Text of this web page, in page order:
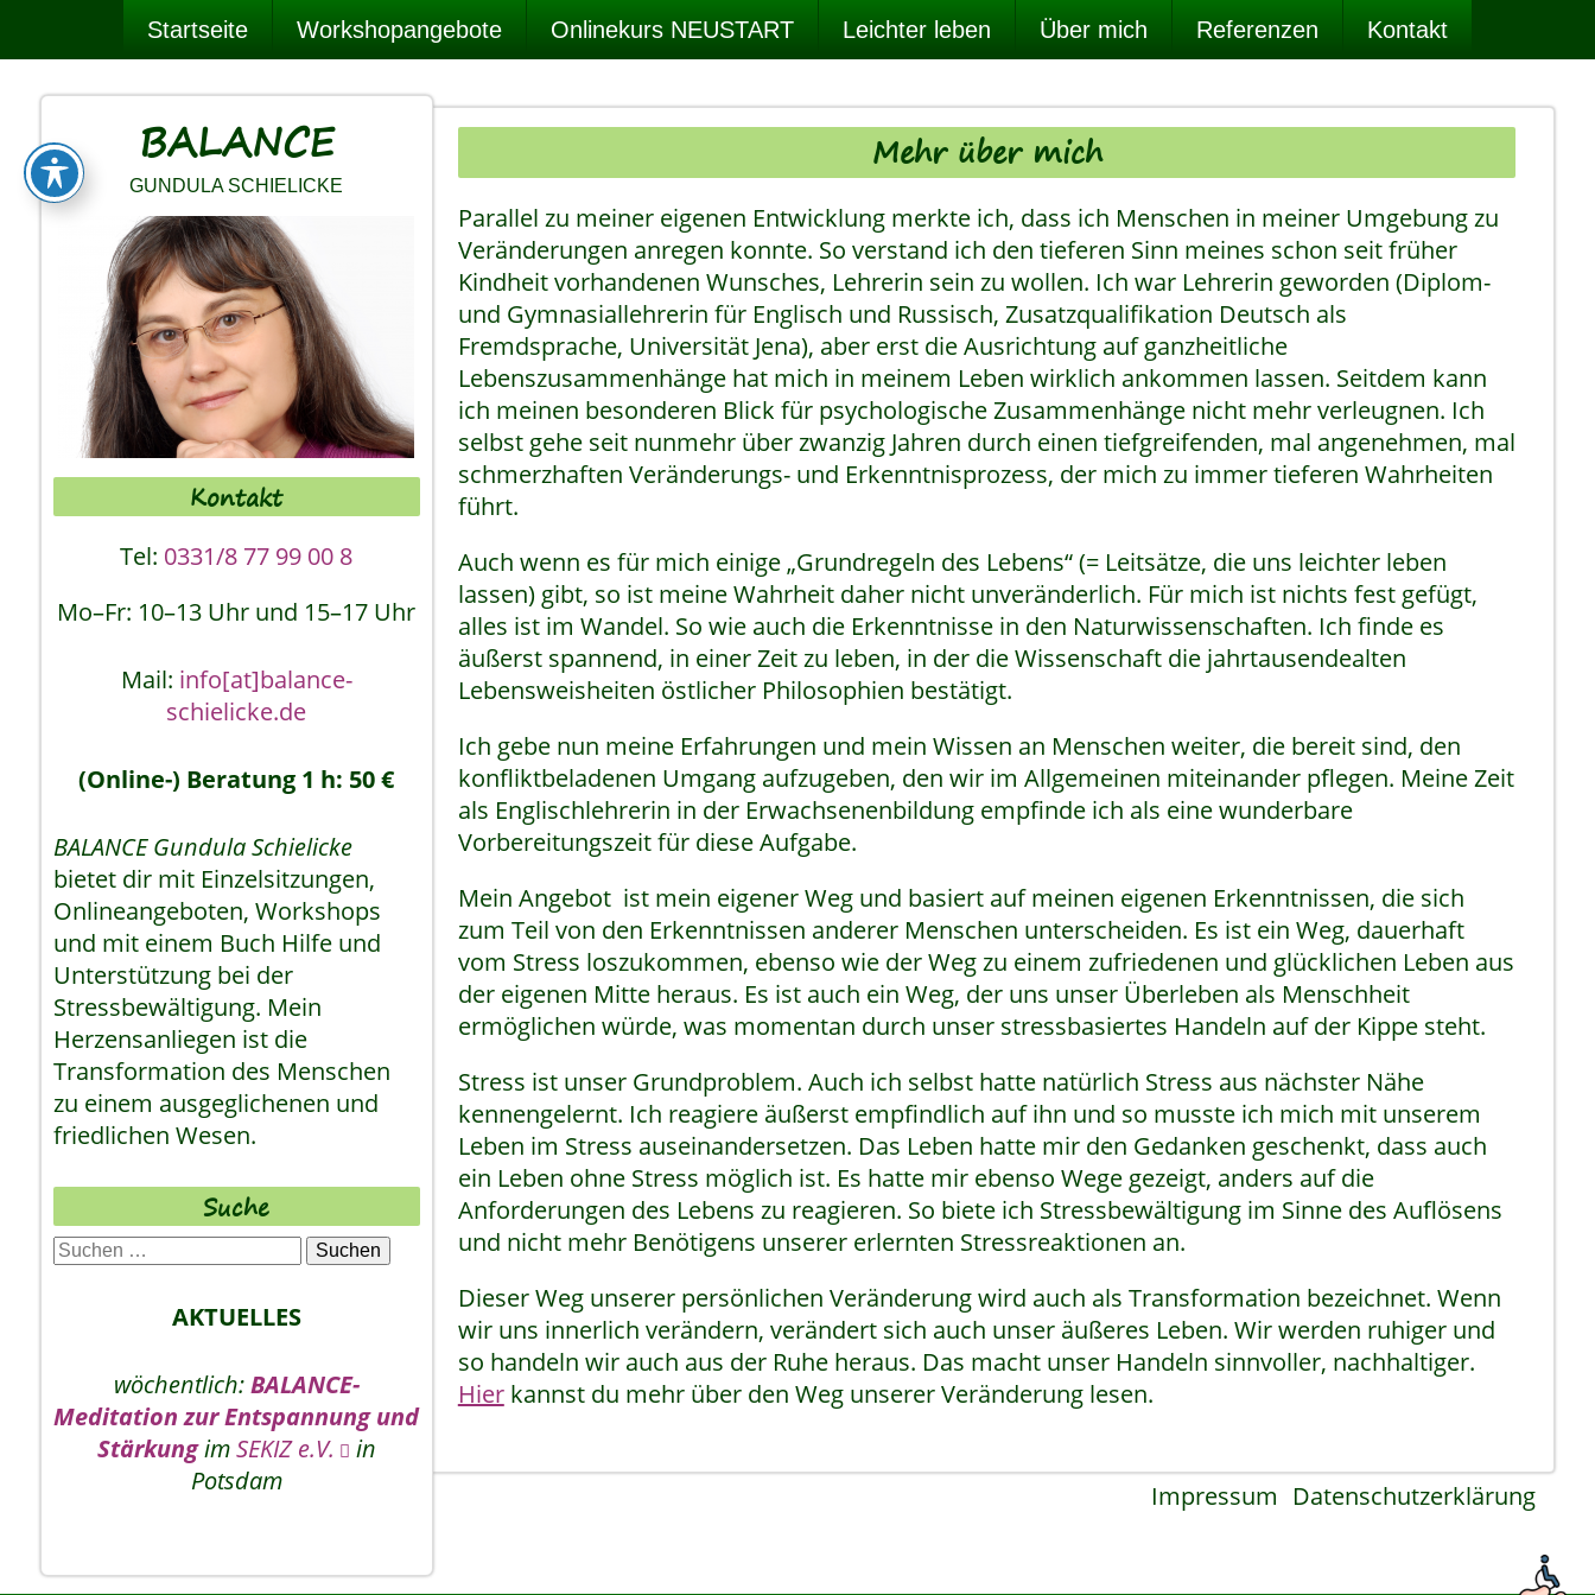
Startseite Workshopangebote Onlinekurs NEUSTART Leichter leben Über mich Referenzen Kontakt
BALANCE
GUNDULA SCHIELICKE
Kontakt
Tel: 0331/8 77 99 00 8
Mo–Fr: 10–13 Uhr und 15–17 Uhr
Mail: info[at]balance-
schielicke.de
(Online-) Beratung 1 h: 50 €
BALANCE Gundula Schielicke
bietet dir mit Einzelsitzungen,
Onlineangeboten, Workshops
und mit einem Buch Hilfe und
Unterstützung bei der
Stressbewältigung. Mein
Herzensanliegen ist die
Transformation des Menschen
zu einem ausgeglichenen und
friedlichen Wesen.
Suche
Suchen
nach:
AKTUELLES
wöchentlich:BALANCE-
Meditation zur Entspannung und
StärkungimSEKIZ e.V.
in
Potsdam
Mehr über mich
Parallel zu meiner eigenen Entwicklung merkte ich, dass ich Menschen in meiner Umgebung zu
Veränderungen anregen konnte. So verstand ich den tieferen Sinn meines schon seit früher
Kindheit vorhandenen Wunsches, Lehrerin sein zu wollen. Ich war Lehrerin geworden (Diplom-
und Gymnasiallehrerin für Englisch und Russisch, Zusatzqualifikation Deutsch als
Fremdsprache, Universität Jena), aber erst die Ausrichtung auf ganzheitliche
Lebenszusammenhänge hat mich in meinem Leben wirklich ankommen lassen. Seitdem kann
ich meinen besonderen Blick für psychologische Zusammenhänge nicht mehr verleugnen. Ich
selbst gehe seit nunmehr über zwanzig Jahren durch einen tiefgreifenden, mal angenehmen, mal
schmerzhaften Veränderungs- und Erkenntnisprozess, der mich zu immer tieferen Wahrheiten
führt.
Auch wenn es für mich einige „Grundregeln des Lebens“ (= Leitsätze, die uns leichter leben
lassen) gibt, so ist meine Wahrheit daher nicht unveränderlich. Für mich ist nichts fest gefügt,
alles ist im Wandel. So wie auch die Erkenntnisse in den Naturwissenschaften. Ich finde es
äußerst spannend, in einer Zeit zu leben, in der die Wissenschaft die jahrtausendealten
Lebensweisheiten östlicher Philosophien bestätigt.
Ich gebe nun meine Erfahrungen und mein Wissen an Menschen weiter, die bereit sind, den
konfliktbeladenen Umgang aufzugeben, den wir im Allgemeinen miteinander pflegen. Meine Zeit
als Englischlehrerin in der Erwachsenenbildung empfinde ich als eine wunderbare
Vorbereitungszeit für diese Aufgabe.
Mein Angebot ist mein eigener Weg und basiert auf meinen eigenen Erkenntnissen, die sich
zum Teil von den Erkenntnissen anderer Menschen unterscheiden. Es ist ein Weg, dauerhaft
vom Stress loszukommen, ebenso wie der Weg zu einem zufriedenen und glücklichen Leben aus
der eigenen Mitte heraus. Es ist auch ein Weg, der uns unser Überleben als Menschheit
ermöglichen würde, was momentan durch unser stressbasiertes Handeln auf der Kippe steht.
Stress ist unser Grundproblem. Auch ich selbst hatte natürlich Stress aus nächster Nähe
kennengelernt. Ich reagiere äußerst empfindlich auf ihn und so musste ich mich mit unserem
Leben im Stress auseinandersetzen. Das Leben hatte mir den Gedanken geschenkt, dass auch
ein Leben ohne Stress möglich ist. Es hatte mir ebenso Wege gezeigt, anders auf die
Anforderungen des Lebens zu reagieren. So biete ich Stressbewältigung im Sinne des Auflösens
und nicht mehr Benötigens unserer erlernten Stressreaktionen an.
Dieser Weg unserer persönlichen Veränderung wird auch als Transformation bezeichnet. Wenn
wir uns innerlich verändern, verändert sich auch unser äußeres Leben. Wir werden ruhiger und
so handeln wir auch aus der Ruhe heraus. Das macht unser Handeln sinnvoller, nachhaltiger.
Hierkannst du mehr über den Weg unserer Veränderung lesen.
Impressum Datenschutzerklärung